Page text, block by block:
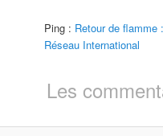
Ping : Retour de
Réseau International
Les